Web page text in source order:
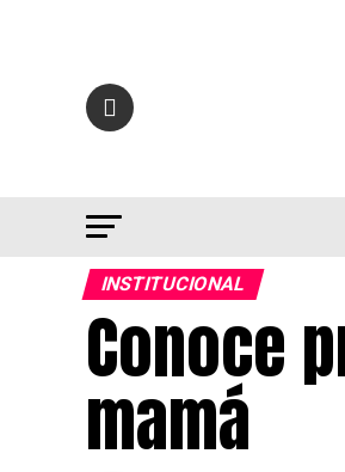
INSTITUCIONAL
Conoce
mamá